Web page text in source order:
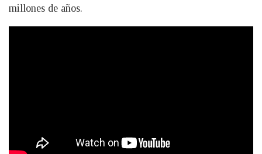
millones de años.